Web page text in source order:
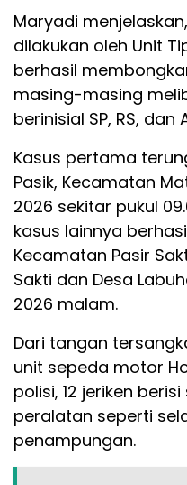
Maryadi
dilakukan oleh Unit
berhasil
masing-masing
berinisial SP, RS, dan
Kasus pertama
Pasik, Kecamatan
2026 sekitar pukul
kasus lainnya
Kecamatan Pasir
Sakti dan Desa
2026 malam.
Dari tangan
unit sepeda motor
polisi, 12 jeriken
peralatan seperti
penampungan.